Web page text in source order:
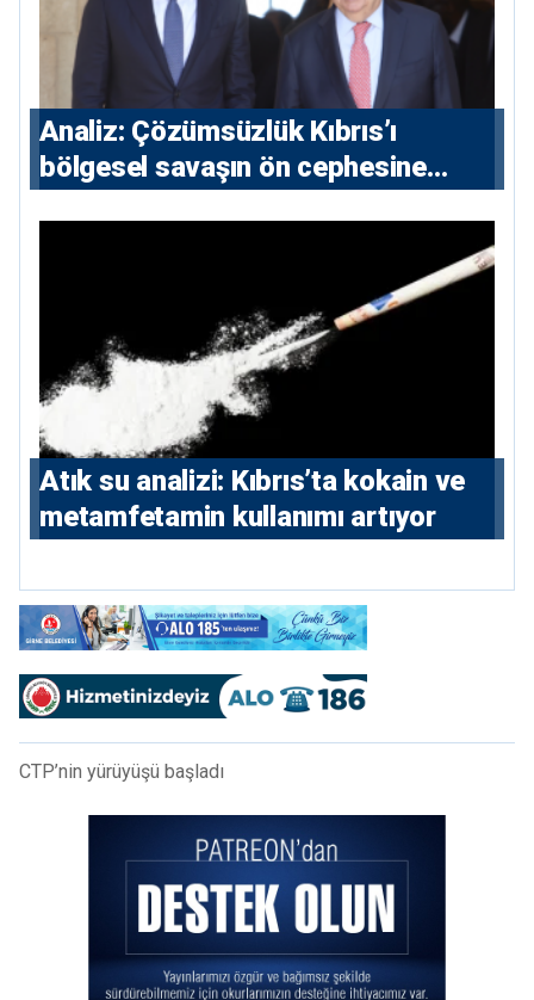
Analiz: Çözümsüzlük Kıbrıs’ı
bölgesel savaşın ön cephesine
Atık su analizi: Kıbrıs’ta kokain ve
metamfetamin kullanımı artıyor
CTP’nin yürüyüşü başladı